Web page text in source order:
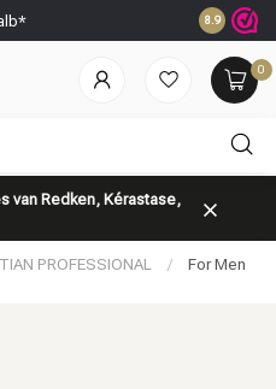
Vor 23:59
8.9
0
van Redken, Kérastase,
du?
PROFESSIONAL / For Men